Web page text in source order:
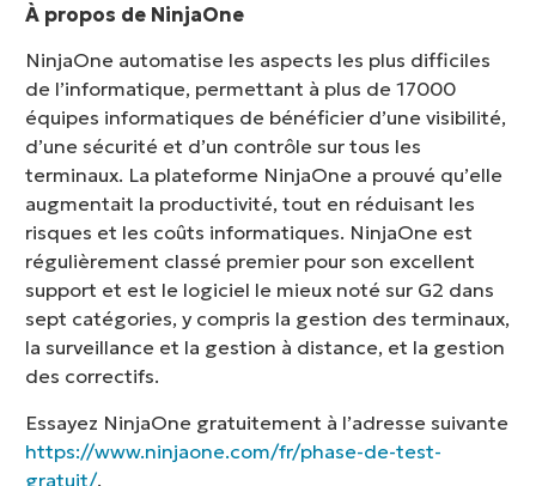
À propos de NinjaOne
NinjaOne automatise les aspects les plus difficiles
de l’informatique, permettant à plus de 17000
équipes informatiques de bénéficier d’une visibilité,
d’une sécurité et d’un contrôle sur tous les
terminaux. La plateforme NinjaOne a prouvé qu’elle
augmentait la productivité, tout en réduisant les
risques et les coûts informatiques. NinjaOne est
régulièrement classé premier pour son excellent
support et est le logiciel le mieux noté sur G2 dans
sept catégories, y compris la gestion des terminaux,
la surveillance et la gestion à distance, et la gestion
des correctifs.
Essayez NinjaOne gratuitement à l’adresse suivante
https://www.ninjaone.com/fr/phase-de-test-
gratuit/.